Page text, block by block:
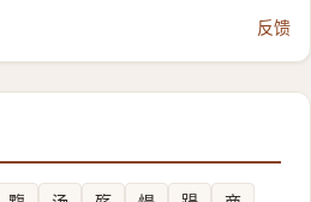
反馈